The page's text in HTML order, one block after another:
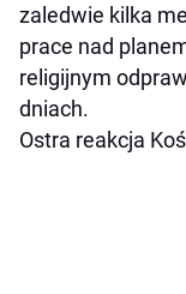
zaledwie kilka
prace nad
religijnym
dniach.
Ostra reakcja